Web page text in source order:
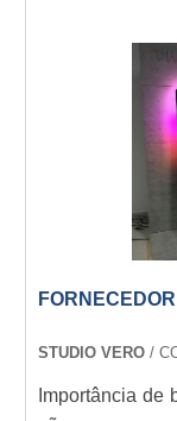
STUDIO VERO /
Importância de